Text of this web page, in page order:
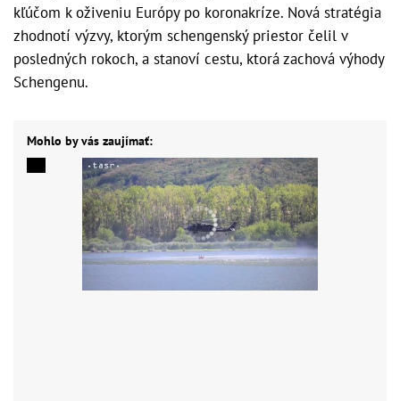
kľúčom k oživeniu Európy po koronakríze. Nová stratégia
zhodnotí výzvy, ktorým schengenský priestor čelil v
posledných rokoch, a stanoví cestu, ktorá zachová výhody
Schengenu.
Mohlo by vás zaujímať: